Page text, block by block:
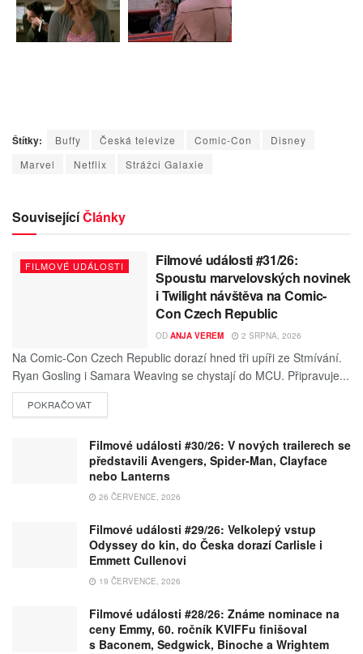
Štítky: Buffy Česká televize Comic-Con
Disney
Marvel
Netflix Strážci Galaxie
SouvisejícíČlánky
FILMOVÉ UDÁLOSTI
Filmové události #31/26:
Spoustu marvelovských novinek
i Twilight návštěva na Comic-
Con Czech Republic
OD ANJA VEREM 2 SRPNA, 2026
Na Comic-Con Czech Republic dorazí hned tři upíři ze Stmívání.
Ryan Gosling i Samara Weaving se chystají do MCU. Připravuje...
POKRAČOVAT
Filmové události #30/26: V nových trailerech se
představili Avengers, Spider-Man, Clayface
nebo Lanterns
26 ČERVENCE, 2026
Filmové události #29/26: Velkolepý vstup
Odyssey do kin, do Česka dorazí Carlisle i
Emmett Cullenovi
19 ČERVENCE, 2026
Filmové události #28/26: Známe nominace na
ceny Emmy, 60. ročník KVIFFu finišoval
s Baconem, Sedgwick, Binoche a Wrightem